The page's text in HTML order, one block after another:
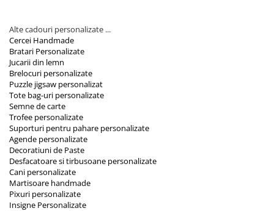
Alte cadouri personalizate ...
Cercei Handmade
Bratari Personalizate
Jucarii din lemn
Brelocuri personalizate
Puzzle jigsaw personalizat
Tote bag-uri personalizate
Semne de carte
Trofee personalizate
Suporturi pentru pahare personalizate
Agende personalizate
Decoratiuni de Paste
Desfacatoare si tirbusoane personalizate
Cani personalizate
Martisoare handmade
Pixuri personalizate
Insigne Personalizate